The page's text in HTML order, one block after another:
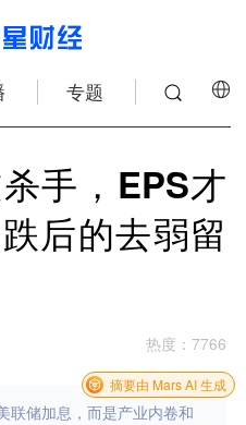
专题
手，EPS才
后的去弱留
热度 ：7766
联储加息，而是产业内卷和
摘要由 Mars AI 生成